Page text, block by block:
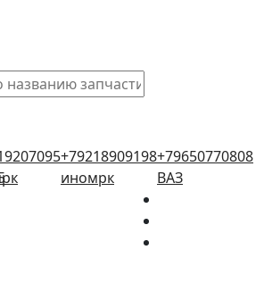
+79218909198
иномрк
+79650770808
ВАЗ